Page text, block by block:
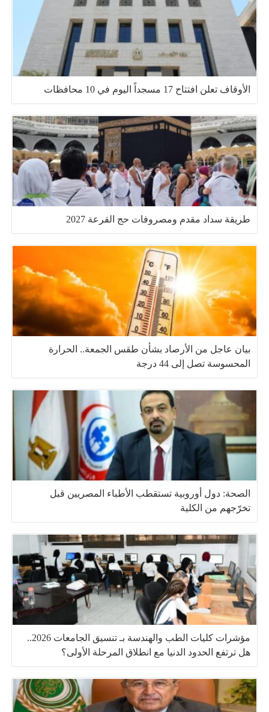
الأوقاف تعلن افتتاح 17 مسجداً اليوم في 10 محافظات
طريقة سداد مقدم ومصروفات حج القرعة 2027
بيان عاجل من الأرصاد بشأن طقس الجمعة.. الحرارة
المحسوسة تصل إلى 44 درجة
الصحة: دول أوروبية تستقطب الأطباء المصريين قبل
تخرّجهم من الكلية
مؤشرات كليات الطب والهندسة بـ تنسيق الجامعات 2026..
هل ترتفع الحدود الدنيا مع انطلاق المرحلة الأولى؟